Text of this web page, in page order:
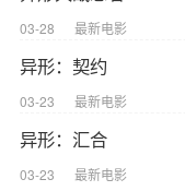
03-28 最新电影
异形：契约
03-23 最新电影
异形：汇合
03-23 最新电影